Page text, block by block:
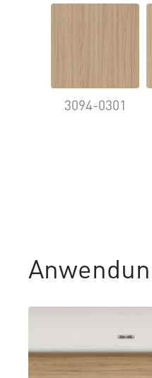
3094-0301